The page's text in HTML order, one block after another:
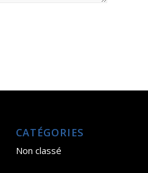
CATÉGORIES
Non classé